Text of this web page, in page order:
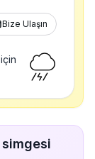
Bize Ulaşın
simgesi